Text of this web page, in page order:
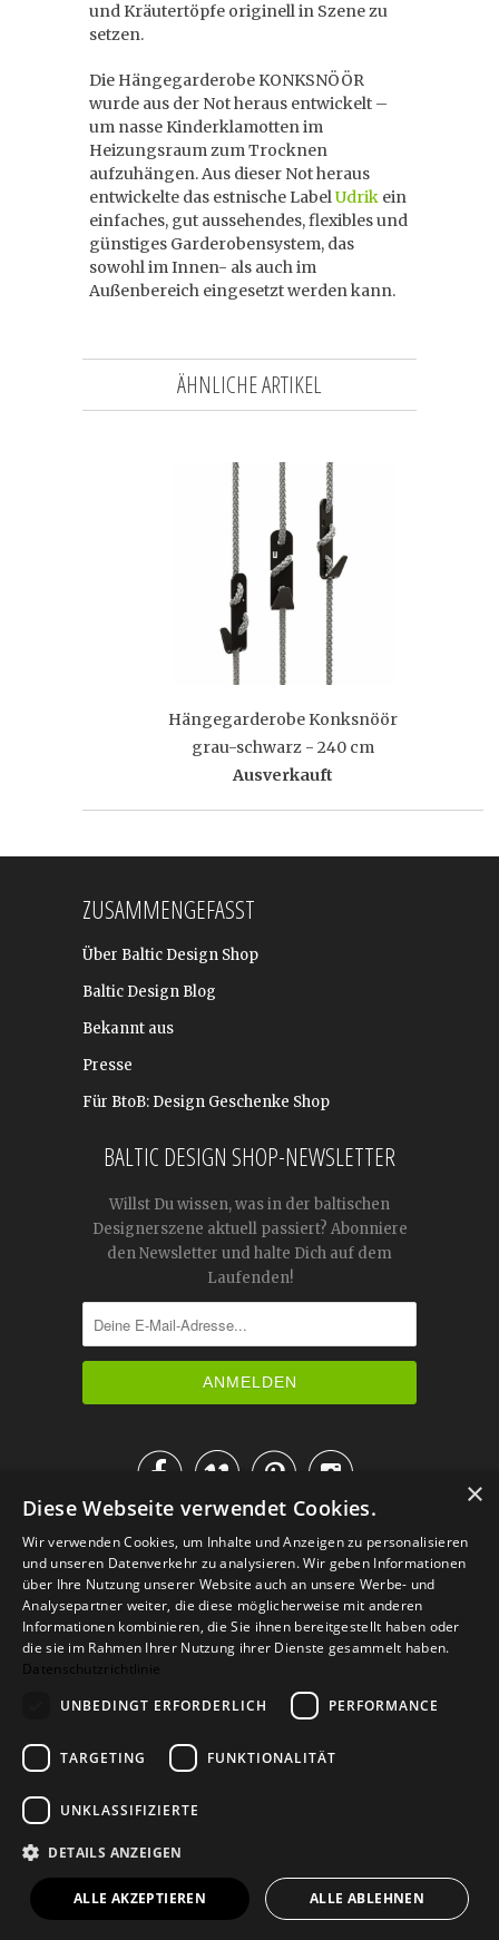
und Kräutertöpfe originell in Szene zu
setzen.
Die Hängegarderobe KONKSNÖÖR
wurde aus der Not heraus entwickelt –
um nasse Kinderklamotten im
Heizungsraum zum Trocknen
aufzuhängen. Aus dieser Not heraus
entwickelte das estnische LabelUdrik ein
einfaches, gut aussehendes, flexibles und
günstiges Garderobensystem, das
sowohl im Innen- als auch im
Außenbereich eingesetzt werden kann.
ÄHNLICHE ARTIKEL
Hängegarderobe Konksnöör
grau-schwarz - 240 cm
Ausverkauft
ZUSAMMENGEFASST
Über Baltic Design Shop
Baltic Design Blog
Bekannt aus
Presse
Für BtoB: Design Geschenke Shop
BALTIC DESIGN SHOP-NEWSLETTER
Willst Du wissen, was in der baltischen
Designerszene aktuell passiert? Abonniere
den Newsletter und halte Dich auf dem
Laufenden!

IM KATALOG BLÄTTERN
Versand Zahlarten
Retoure
Widerrufsformular
© 2026Baltic Design Shop. Baltic Design Shop
×
Diese Webseite verwendet Cookies.
Wir verwenden Cookies, um Inhalte und Anzeigen zu personalisieren
und unseren Datenverkehr zu analysieren. Wir geben Informationen
über Ihre Nutzung unserer Website auch an unsere Werbe- und
Analysepartner weiter, die diese möglicherweise mit anderen
Informationen kombinieren, die Sie ihnen bereitgestellt haben oder
die sie im Rahmen Ihrer Nutzung ihrer Dienste gesammelt haben.
Datenschutzrichtlinie
UNBEDINGT ERFORDERLICH
PERFORMANCE
TARGETING FUNKTIONALITÄT
UNKLASSIFIZIERTE
DETAILS ANZEIGEN
ALLE AKZEPTIEREN ALLE ABLEHNEN